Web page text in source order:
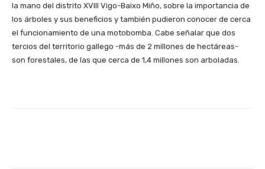
la mano del distrito XVIII Vigo-Baixo Miño, sobre la importancia de
los árboles y sus beneficios y también pudieron conocer de cerca
el funcionamiento de una motobomba. Cabe señalar que dos
tercios del territorio gallego -más de 2 millones de hectáreas-
son forestales, de las que cerca de 1,4 millones son arboladas.